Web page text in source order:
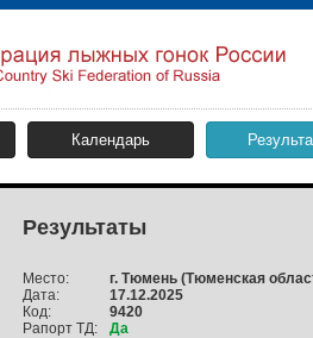
Календарь
Результаты
Место:
Дата:
Код:
Рапорт ТД:
г. Тюмень (Тюменская
17.12.2025
9420
Да